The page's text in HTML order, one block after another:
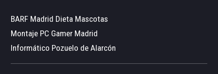
BARF Madrid Dieta Mascotas
Montaje PC Gamer Madrid
Informático Pozuelo de Alarcón